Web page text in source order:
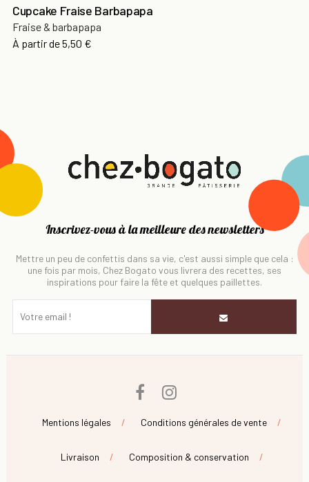
Cupcake Fraise Barbapapa
Fraise & barbapapa
À partir de5,50 €
Inscrivez-vous à la meilleure des newsletters
Mettre un peu de confettis dans sa vie, c'est aussi simple que cela :
une fois par mois, Chez Bogato vous livrera des recettes, ses
inspirations pour faire la fête et quelques paillettes.
Facebook
Mentions légales Conditions générales de vente
Livraison Composition & conservation